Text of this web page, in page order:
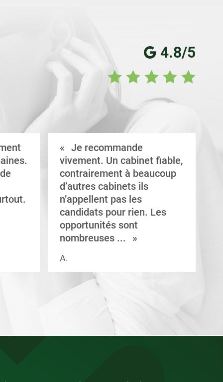
4.8/5
Je recommande
vivement. Un cabinet fiable,
contrairement à beaucoup
d’autres cabinets ils
n’appellent pas les
candidats pour rien. Les
opportunités sont
nombreuses ...
A.